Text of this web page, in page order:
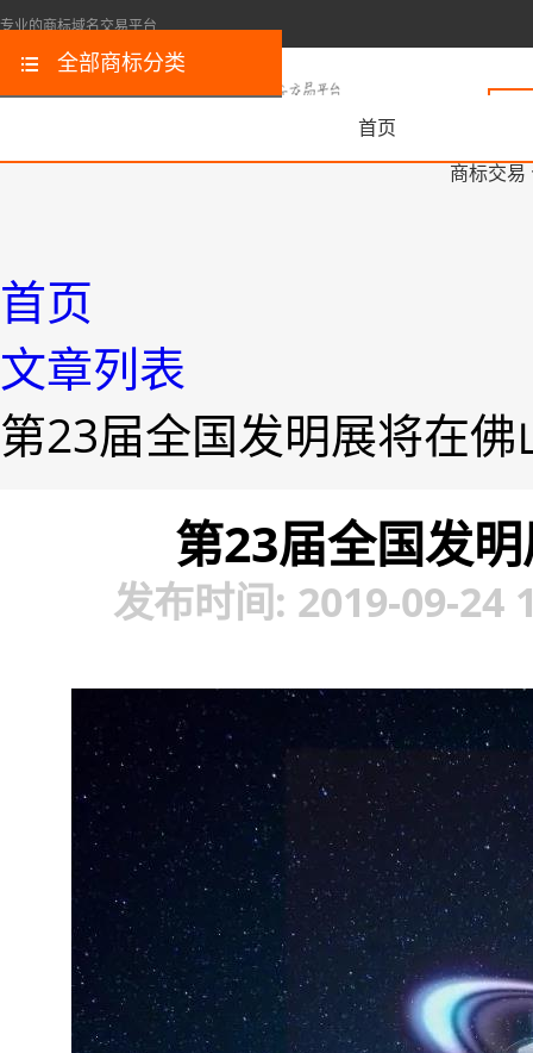
专业的商标域名交易平台
首页
商标交易
全部商标分类
首页
文章列表
第23届全国发明展将在
第23届全国发
发布时间: 2019-09-24